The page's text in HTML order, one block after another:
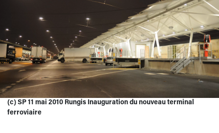
(c) SP 11 mai 2010 Rungis Inauguration du nouveau terminal
ferroviaire